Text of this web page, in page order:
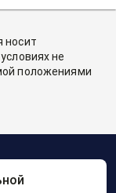
носит
не
положениями